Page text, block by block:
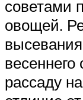
советами
овощей.
рассаду